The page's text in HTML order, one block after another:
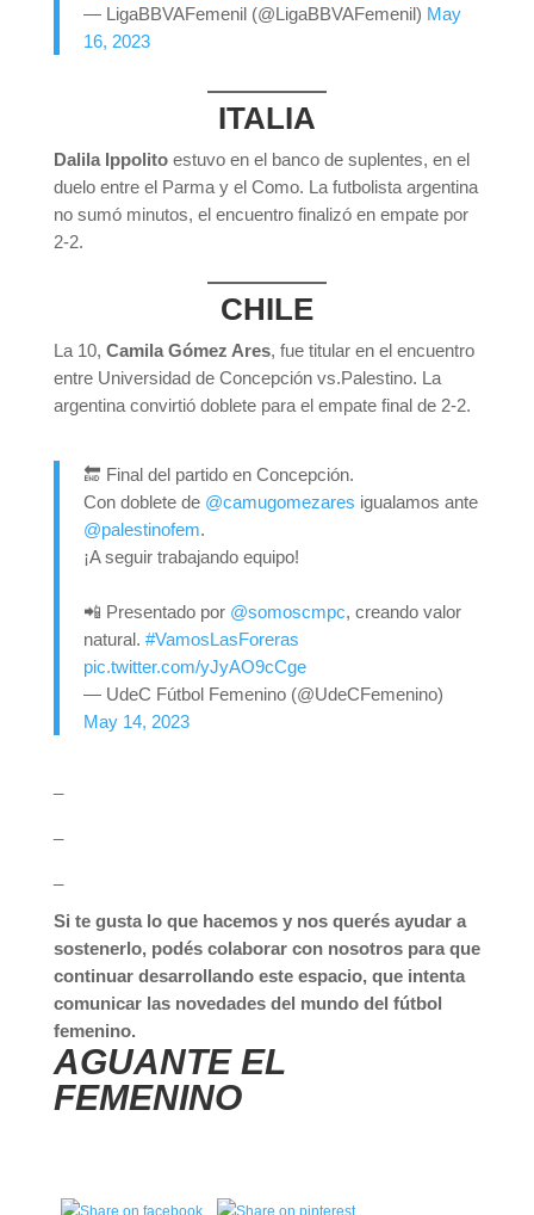
— LigaBBVAFemenil (@LigaBBVAFemenil) May
16, 2023
ITALIA
Dalila Ippolitoestuvo en el banco de suplentes, en el
duelo entre el Parma y el Como. La futbolista argentina
no sumó minutos, el encuentro finalizó en empate por
2-2.
CHILE
La 10, Camila Gómez Ares, fue titular en el encuentro
entre Universidad de Concepción vs.Palestino. La
argentina convirtió doblete para el empate final de 2-2.
🔚 Final del partido en Concepción.
Con doblete de @camugomezares igualamos ante
@palestinofem.
¡A seguir trabajando equipo!
📲 Presentado por @somoscmpc, creando valor
natural. #VamosLasForeras
pic.twitter.com/yJyAO9cCge
— UdeC Fútbol Femenino (@UdeCFemenino)
May 14, 2023
Si te gusta lo que hacemos y nos querés ayudar a
sostenerlo, podés colaborar con nosotros para que
continuar desarrollando este espacio, que intenta
comunicar las novedades del mundo del fútbol
femenino.
AGUANTE EL
FEMENINO